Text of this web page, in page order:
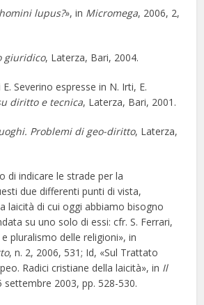
lupus?», in Micromega, 2006, 2,
giuridico, Laterza, Bari, 2004.
Severino espresse in N. Irti, E.
diritto e tecnica, Laterza, Bari, 2001.
Problemi di geo-diritto, Laterza,
di indicare le strade per la
due differenti punti di vista,
laicità di cui oggi abbiamo bisogno
su uno solo di essi: cfr. S. Ferrari,
pluralismo delle religioni», in
, n. 2, 2006, 531; Id, «Sul Trattato
Radici cristiane della laicità», in Il
settembre 2003, pp. 528-530.